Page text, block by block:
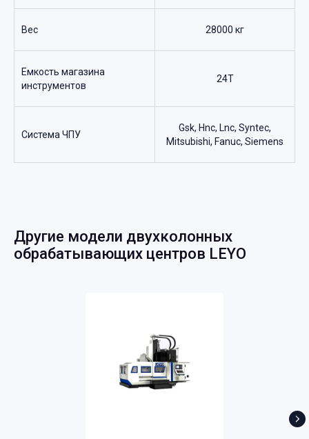
Вес 28000 кг
Емкость магазина
инструментов
24T
Система ЧПУ
Gsk, Hnc, Lnc, Syntec,
Mitsubishi, Fanuc, Siemens
Другие модели двухколонных
обрабатывающих центров LEYO